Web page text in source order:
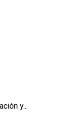
y...